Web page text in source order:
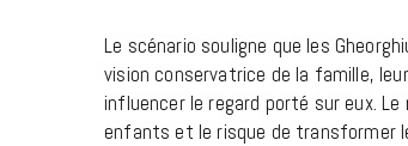
Le scénario souligne que les
vision conservatrice de la famille,
influencer le regard porté sur eux.
enfants et le risque de transformer